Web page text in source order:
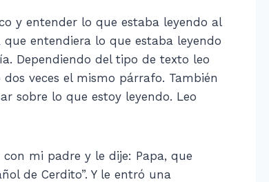
y entender lo que estaba leyendo al
entendiera lo que estaba leyendo
Dependiendo del tipo de texto leo
veces el mismo párrafo. También
sobre lo que estoy leyendo. Leo
mi padre y le dije: Papa, que
de Cerdito”. Y le entró una